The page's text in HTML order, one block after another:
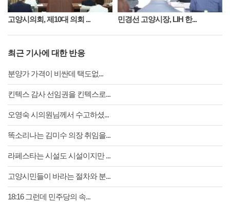
고양시의회, 제10대 의회 ... 민경선 고양시장, LIH 한...
최근 기사에 대한 반응
분양가 가격이 비싼데 택도없...
킨텍스 감사 선임권을 킨텍스로...
오영숙 시의원님께서 수고하셨...
똑소리나는 김미수 의장 취임을...
라페스타는 시설도 시설이지만 ...
고양시민들이 바라는 절차와 분...
18:16 그런데 민주당의 속...